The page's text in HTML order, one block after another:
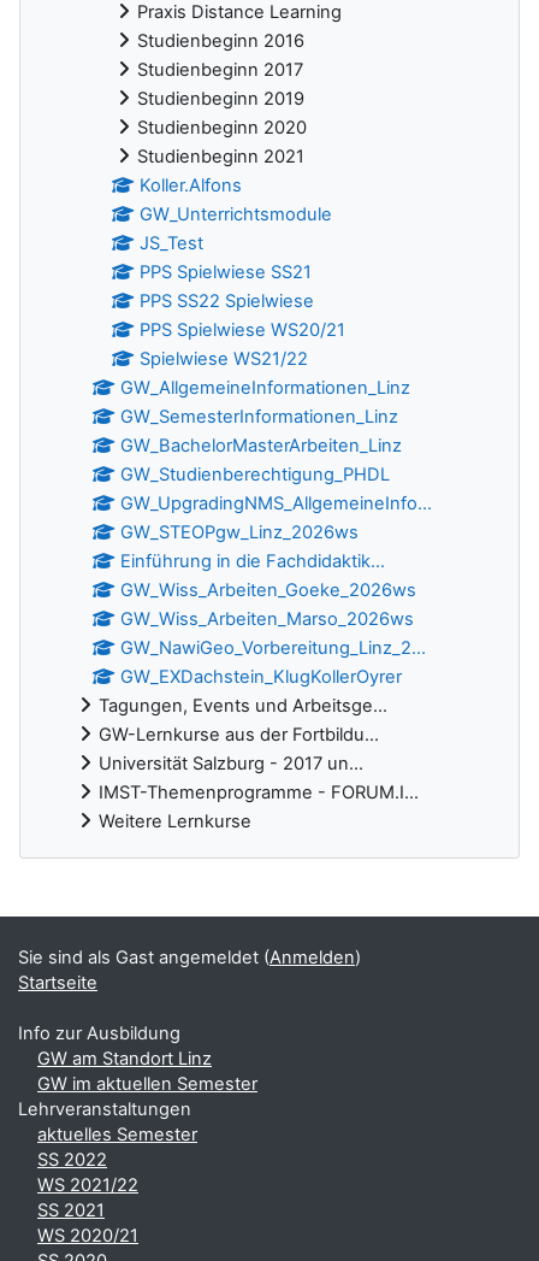
Praxis Distance Learning
Studienbeginn 2016
Studienbeginn 2017
Studienbeginn 2019
Studienbeginn 2020
Studienbeginn 2021
Koller.Alfons
GW_Unterrichtsmodule
JS_Test
PPS Spielwiese SS21
PPS SS22 Spielwiese
PPS Spielwiese WS20/21
Spielwiese WS21/22
GW_AllgemeineInformationen_Linz
GW_SemesterInformationen_Linz
GW_BachelorMasterArbeiten_Linz
GW_Studienberechtigung_PHDL
GW_UpgradingNMS_AllgemeineInfo...
GW_STEOPgw_Linz_2026ws
Einführung in die Fachdidaktik...
GW_Wiss_Arbeiten_Goeke_2026ws
GW_Wiss_Arbeiten_Marso_2026ws
GW_NawiGeo_Vorbereitung_Linz_2...
GW_EXDachstein_KlugKollerOyrer
Tagungen, Events und Arbeitsge...
GW-Lernkurse aus der Fortbildu...
Universität Salzburg - 2017 un...
IMST-Themenprogramme - FORUM.I...
Weitere Lernkurse
Ergänzungsblöcke
Sie sind als Gast angemeldet (Anmelden)
Startseite
Info zur Ausbildung
GW am Standort Linz
GW im aktuellen Semester
Lehrveranstaltungen
aktuelles Semester
SS 2022
WS 2021/22
SS 2021
WS 2020/21